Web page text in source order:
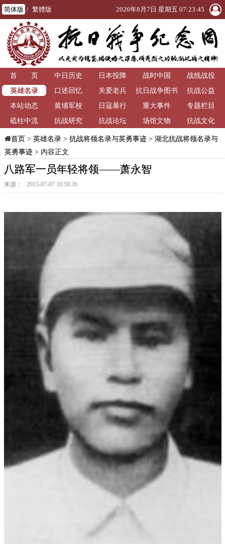
简体版 / 繁體版 2026年8月7日 星期五 07:23:45
首 页 中日历史 日本投降 战时中国
战线战役
英雄名录
口述回忆 关爱老兵
抗日战争图书
馆
抗战公益
本站动态
黄埔军校 日寇暴行 重大事件
专题栏目
砥柱中流
抗战研究 抗战论坛 场馆文物 抗战文化
首页> 英雄名录> 抗战将领名录与英勇事迹> 湖北抗战将领名录与
英勇事迹> 内容正文
八路军一员年轻将领——萧永智
来源： 2015-07-07 10:59:36